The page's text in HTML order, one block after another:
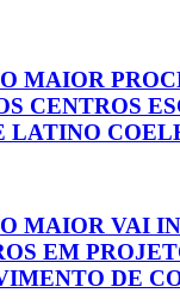
MAIOR
CENTROS
LATINO
MAIOR VAI
EM
DE